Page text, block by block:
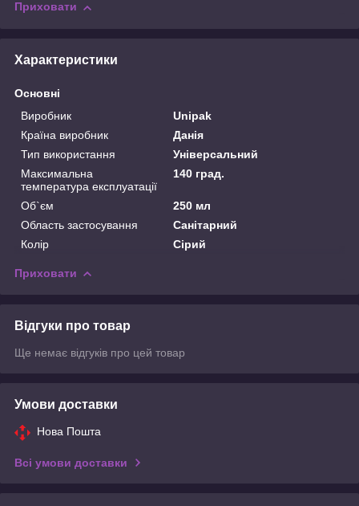
Приховати
Характеристики
Основні
Виробник
Unipak
Країна виробник
Данія
Тип використання
Універсальний
Максимальна
температура експлуатації
140 град.
Об`єм
250 мл
Область застосування
Санітарний
Колір
Сірий
Приховати
Відгуки про товар
Ще немає відгуків про цей товар
Умови доставки
Нова Пошта
Всі умови доставки